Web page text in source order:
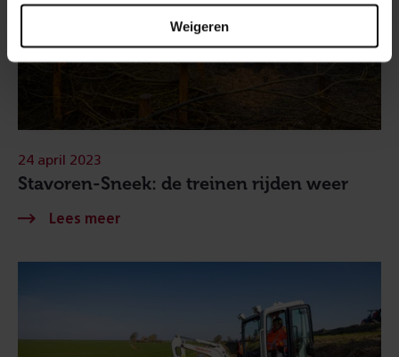
Weigeren
Stavoren-Sneek: de treinen rijden weer
24 april 2023